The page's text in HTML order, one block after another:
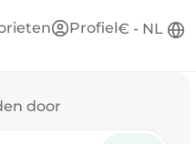
Profiel € - NL
door